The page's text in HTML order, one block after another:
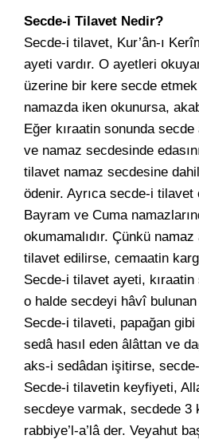
Secde-i Tilavet Nedir?
Secde-i tilavet, Kur’ân-ı
ayeti vardır. O ayetleri
üzerine bir kere secde
namazda iken okunursa,
Eğer kıraatin sonunda
ve namaz secdesinde
tilavet namaz secdesine
ödenir. Ayrıca secde-i
Bayram ve Cuma
okumamalıdır. Çünkü
tilavet edilirse, cemaatin
Secde-i tilavet ayeti,
o halde secdeyi hâvî
Secde-i tilaveti, papağan
sedâ hasıl eden âlâttan ve
aks-i sedâdan işitirse,
Secde-i tilavetin keyfiyeti,
secdeye varmak, secdede 3
rabbiye’l-a’lâ der. Veyahut